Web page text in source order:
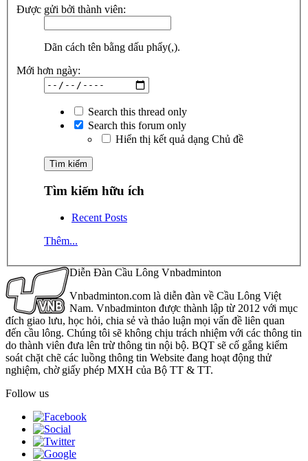
Được gửi bởi thành viên:
Dãn cách tên bằng dấu phẩy(,).
Mới hơn ngày:
Search this thread only
Search this forum only
Hiển thị kết quả dạng Chủ đề
Tìm kiếm hữu ích
Recent Posts
Thêm...
Diễn Đàn Cầu Lông Vnbadminton
Vnbadminton.com là diễn đàn về Cầu Lông Việt
Nam. Vnbadminton được thành lập từ 2012 với mục
đích giao lưu, học hỏi, chia sẻ và thảo luận mọi vấn đề liên quan
đến cầu lông. Chúng tôi sẽ không chịu trách nhiệm với các thông tin
do thành viên đưa lên trừ thông tin nội bộ. BQT sẽ cố gắng kiểm
soát chặt chẽ các luồng thông tin Website đang hoạt động thử
nghiệm, chờ giấy phép MXH của Bộ TT & TT.
Follow us